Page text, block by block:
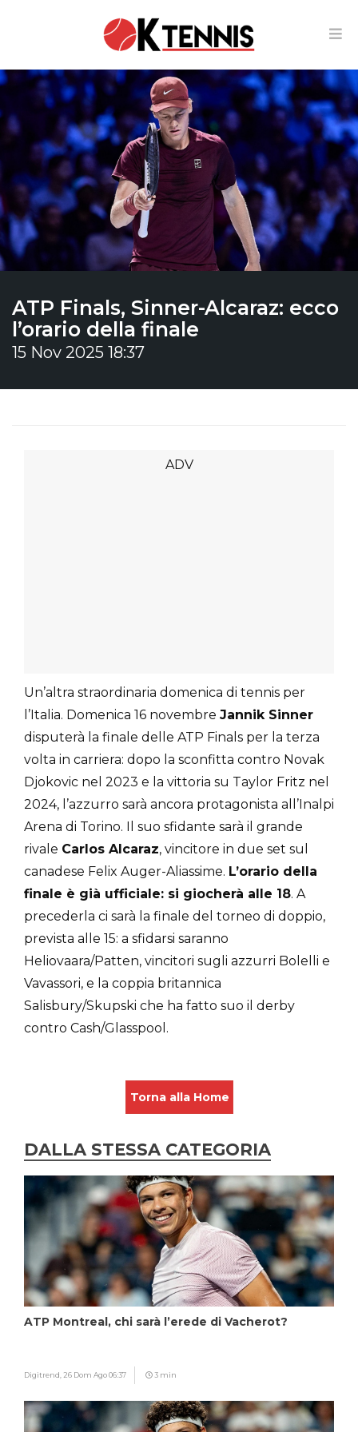
ATP Finals, Sinner-Alcaraz: ecco
l’orario della finale
15 Nov 2025 18:37
Un’altra straordinaria domenica di tennis per
l’Italia. Domenica 16 novembre Jannik Sinner
disputerà la finale delle ATP Finals per la terza
volta in carriera: dopo la sconfitta contro Novak
Djokovic nel 2023 e la vittoria su Taylor Fritz nel
2024, l’azzurro sarà ancora protagonista all’Inalpi
Arena di Torino. Il suo sfidante sarà il grande
rivale Carlos Alcaraz, vincitore in due set sul
canadese Felix Auger-Aliassime. L’orario della
finale è già ufficiale: si giocherà alle 18. A
precederla ci sarà la finale del torneo di doppio,
prevista alle 15: a sfidarsi saranno
Heliovaara/Patten, vincitori sugli azzurri Bolelli e
Vavassori, e la coppia britannica
Salisbury/Skupski che ha fatto suo il derby
contro Cash/Glasspool.
Torna alla Home
DALLA STESSA CATEGORIA
ATP Montreal, chi sarà l’erede di Vacherot?
Digitrend, 26 Dom Ago 06:37 3 min